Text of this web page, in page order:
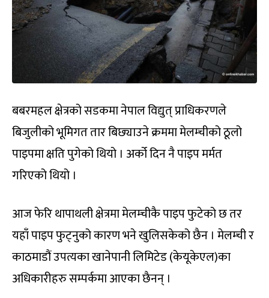
बबरमहल क्षेत्रको सडकमा नेपाल विद्युत् प्राधिकरणले
बिजुलीको भूमिगत तार बिछ्याउने क्रममा मेलम्चीको ठूलो
पाइपमा क्षति पुगेको थियो । अर्को दिन नै पाइप मर्मत
गरिएको थियो ।
आज फेरि थापाथली क्षेत्रमा मेलम्चीकै पाइप फुटेको छ तर
यहाँ पाइप फुट्नुको कारण भने खुलिसकेको छैन । मेलम्ची र
काठमाडौं उपत्यका खानेपानी लिमिटेड (केयूकेएल)का
अधिकारीहरु सम्पर्कमा आएका छैनन् ।